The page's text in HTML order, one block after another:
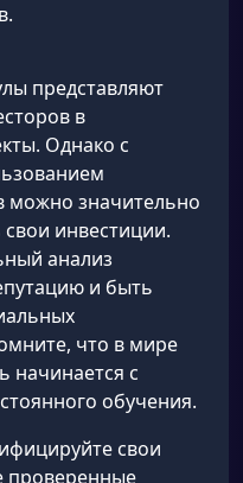
представляют
в
Однако с
можно значительно
инвестиции.
анализ
и быть
что в мире
начинается с
обучения.
свои
проверенные